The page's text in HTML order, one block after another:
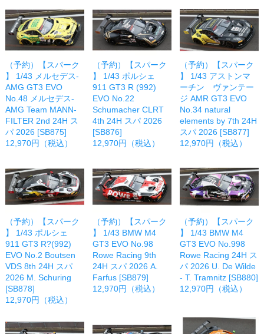
（予約）【スパーク
】 1/43 メルセデス-
AMG GT3 EVO
No.48 メルセデス-
AMG Team MANN-
FILTER 2nd 24H ス
パ 2026 [SB875]
12,970円（税込）
（予約）【スパーク
】 1/43 ポルシェ
911 GT3 R (992)
EVO No.22
Schumacher CLRT
4th 24H スパ 2026
[SB876]
12,970円（税込）
（予約）【スパーク
】 1/43 アストンマ
ーチン ヴァンテー
ジ AMR GT3 EVO
No.34 natural
elements by 7th 24H
スパ 2026 [SB877]
12,970円（税込）
（予約）【スパーク
】 1/43 ポルシェ
911 GT3 R?(992)
EVO No.2 Boutsen
VDS 8th 24H スパ
2026 M. Schuring
[SB878]
12,970円（税込）
（予約）【スパーク
】 1/43 BMW M4
GT3 EVO No.98
Rowe Racing 9th
24H スパ 2026 A.
Farfus [SB879]
12,970円（税込）
（予約）【スパーク
】 1/43 BMW M4
GT3 EVO No.998
Rowe Racing 24H ス
パ 2026 U. De Wilde
- T. Tramnitz [SB880]
12,970円（税込）